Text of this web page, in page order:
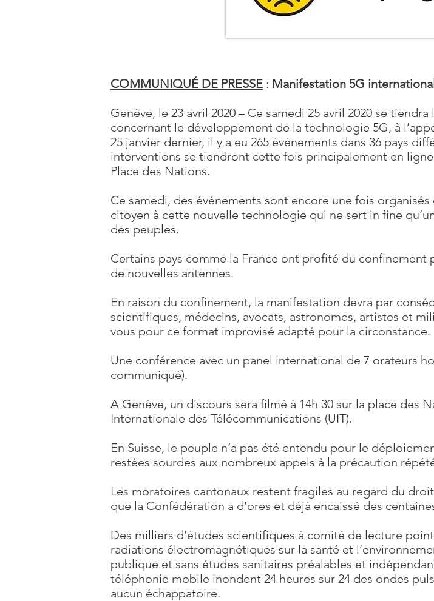
COMMUNIQUÉ DE PRESSE : Manifestation 5G
Genève, le 23 avril 2020 – Ce samedi 25 avril 2020 se
concernant le développement de la technologie 5G, à
25 janvier dernier, il y a eu 265 événements dans 36 pays
interventions se tiendront cette fois principalement en
Place des Nations.
Ce samedi, des événements sont encore une fois
citoyen à cette nouvelle technologie qui ne sert in fine
des peuples.
Certains pays comme la France ont profité du
de nouvelles antennes.
En raison du confinement, la manifestation devra par
scientifiques, médecins, avocats, astronomes, artistes et
vous pour ce format improvisé adapté pour la circonstance.
Une conférence avec un panel international de 7 orateurs
communiqué).
A Genève, un discours sera filmé à 14h 30 sur la place des
Internationale des Télécommunications (UIT).
En Suisse, le peuple n’a pas été entendu pour le
restées sourdes aux nombreux appels à la précaution
Les moratoires cantonaux restent fragiles au regard du
que la Confédération a d’ores et déjà encaissé des
Des milliers d’études scientifiques à comité de lecture
radiations électromagnétiques sur la santé et
publique et sans études sanitaires préalables et
téléphonie mobile inondent 24 heures sur 24 des ondes
aucun échappatoire.